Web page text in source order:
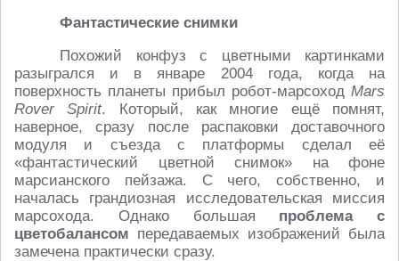
Фантастические снимки
Похожий конфуз с цветными картинками
разыгрался и в январе 2004 года, когда на
поверхность планеты прибыл робот-марсоход Mars
Rover Spirit. Который, как многие ещё помнят,
наверное, сразу после распаковки доставочного
модуля и съезда с платформы сделал её
«фантастический цветной снимок» на фоне
марсианского пейзажа. С чего, собственно, и
началась грандиозная исследовательская миссия
марсохода. Однако большая проблема с
цветобалансом передаваемых изображений была
замечена практически сразу.